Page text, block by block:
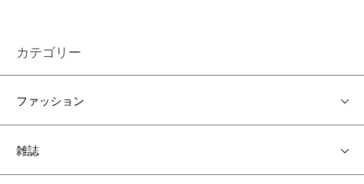
カテゴリー
ファッション
雑誌